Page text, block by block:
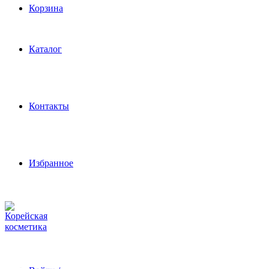
Корзина
Каталог
Контакты
Избранное